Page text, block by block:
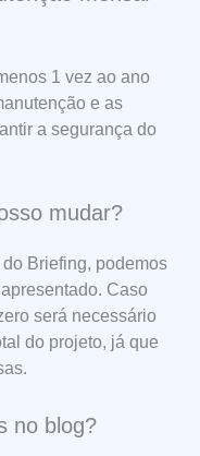
1 vez ao ano
e as
a segurança do
mudar?
Briefing, podemos
Caso
será necessário
do projeto, já que
no blog?